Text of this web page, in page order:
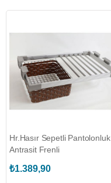
Hr.Hasır Sepetli Pantolonluk
Antrasit Frenli
₺1.389,90